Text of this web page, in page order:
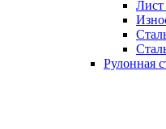
Рулонная